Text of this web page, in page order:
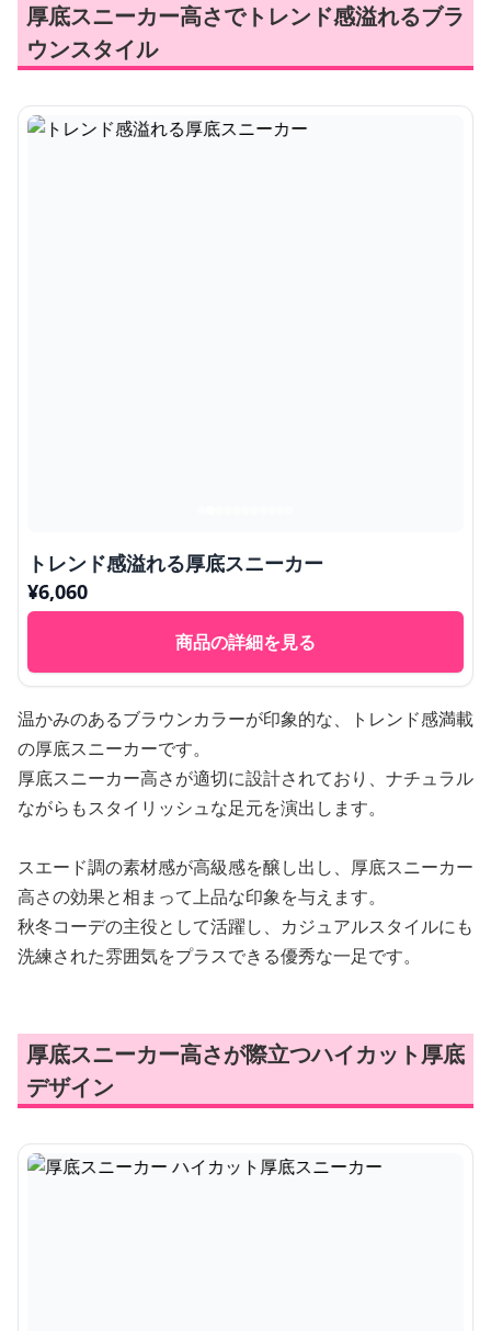
厚底スニーカー高さでトレンド感溢れるブラ
ウンスタイル
トレンド感溢れる厚底スニーカー
¥6,060
商品の詳細を見る
温かみのあるブラウンカラーが印象的な、トレンド感満載
の厚底スニーカーです。
厚底スニーカー高さが適切に設計されており、ナチュラル
ながらもスタイリッシュな足元を演出します。
スエード調の素材感が高級感を醸し出し、厚底スニーカー
高さの効果と相まって上品な印象を与えます。
秋冬コーデの主役として活躍し、カジュアルスタイルにも
洗練された雰囲気をプラスできる優秀な一足です。
厚底スニーカー高さが際立つハイカット厚底
デザイン